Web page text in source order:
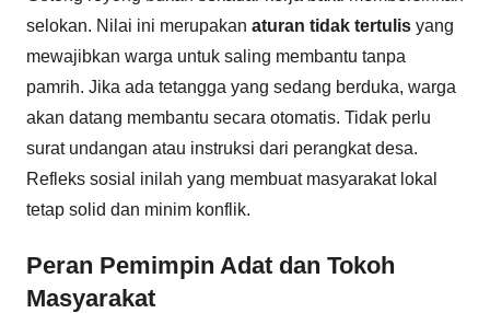
selokan. Nilai ini merupakan aturan tidak tertulis yang
mewajibkan warga untuk saling membantu tanpa
pamrih. Jika ada tetangga yang sedang berduka, warga
akan datang membantu secara otomatis. Tidak perlu
surat undangan atau instruksi dari perangkat desa.
Refleks sosial inilah yang membuat masyarakat lokal
tetap solid dan minim konflik.
Peran Pemimpin Adat dan Tokoh
Masyarakat